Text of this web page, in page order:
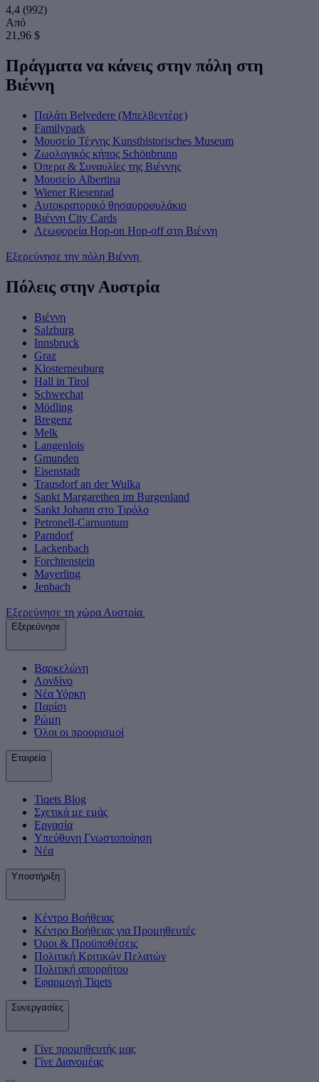
4,4 (992)
Από
21,96 $
Πράγματα να κάνεις στην πόλη στη
Βιέννη
Παλάτι Belvedere (Μπελβεντέρε)
Familypark
Μουσείο Τέχνης Kunsthistorisches Museum
Ζωολογικός κήπος Schönbrunn
Όπερα & Συναυλίες της Βιέννης
Μουσείο Albertina
Wiener Riesenrad
Αυτοκρατορικό θησαυροφυλάκιο
Βιέννη City Cards
Λεωφορεία Hop-on Hop-off στη Βιέννη
Εξερεύνησε την πόλη Βιέννη
Πόλεις στην Αυστρία
Βιέννη
Salzburg
Innsbruck
Graz
Klosterneuburg
Hall in Tirol
Schwechat
Mödling
Bregenz
Melk
Langenlois
Gmunden
Eisenstadt
Trausdorf an der Wulka
Sankt Margarethen im Burgenland
Sankt Johann στο Τιρόλο
Petronell-Carnuntum
Parndorf
Lackenbach
Forchtenstein
Mayerling
Jenbach
Εξερεύνησε τη χώρα Αυστρία
Εξερεύνησε
Βαρκελώνη
Λονδίνο
Νέα Υόρκη
Παρίσι
Ρώμη
Όλοι οι προορισμοί
Εταιρεία
Tiqets Βlog
Σχετικά με εμάς
Εργασία
Υπεύθυνη Γνωστοποίηση
Νέα
Υποστήριξη
Κέντρο Βοήθειας
Κέντρο Βοήθειας για Προμηθευτές
Όροι & Προϋποθέσεις
Πολιτική Κριτικών Πελατών
Πολιτική απορρήτου
Εφαρμογή Tiqets
Συνεργασίες
Γίνε προμηθευτής μας
Γίνε Διανομέας